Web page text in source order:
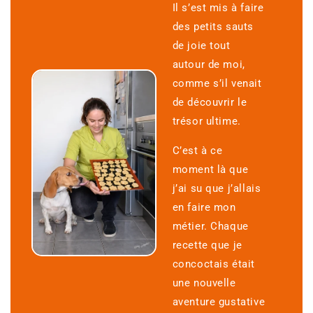
Il s’est mis à faire
des petits sauts
de joie tout
autour de moi,
comme s’il venait
de découvrir le
trésor ultime.
C’est à ce
moment là que
j’ai su que j’allais
en faire mon
métier. Chaque
recette que je
concoctais était
une nouvelle
aventure gustative